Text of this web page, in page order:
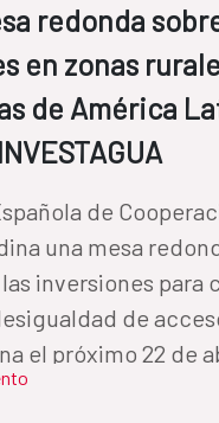
redonda
en zonas
de América
de
una mesa
inversiones para
de
el próximo 22 de